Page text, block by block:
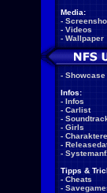
Media:
-
- Videos
- Wallpaper
- Showcase
Infos:
- Infos
- Carlist
-
- Girls
- Charaktere
-
- Systemanf.
Tipps &
- Cheats
-